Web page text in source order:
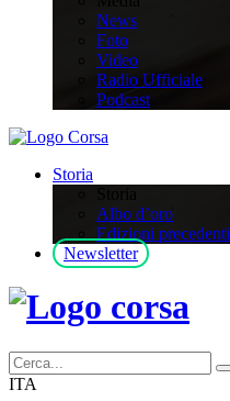
News
Foto
Video
Radio Ufficiale
Podcast
Storia
Albo d’oro
Edizioni precedenti
Newsletter
ITA